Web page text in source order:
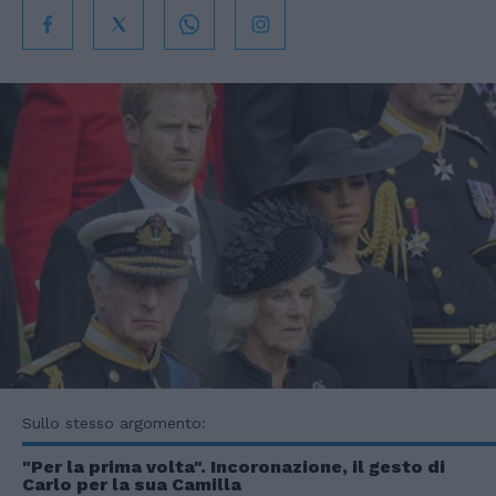
Sullo stesso argomento:
"Per la prima volta". Incoronazione, il gesto di
Carlo per la sua Camilla